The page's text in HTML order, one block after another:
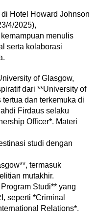
Hotel Howard Johnson
4/2025),
menulis
serta kolaborasi
of Glasgow,
dari **University of
dan terkemuka di
Firdaus selaku
Officer*. Materi
studi dengan
termasuk
mutakhir.
Studi** yang
seperti *Criminal
Relations*.